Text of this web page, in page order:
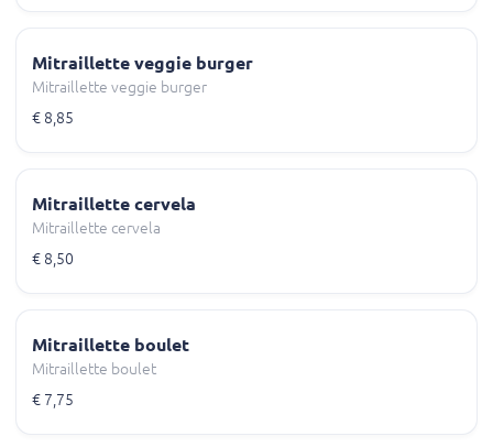
Mitraillette veggie burger
Mitraillette veggie burger
€ 8,85
Mitraillette cervela
Mitraillette cervela
€ 8,50
Mitraillette boulet
Mitraillette boulet
€ 7,75